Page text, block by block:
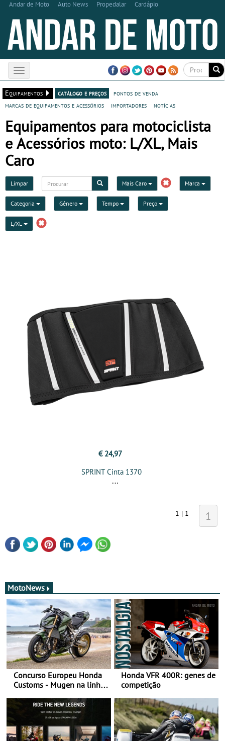
Andar de Moto Auto News Propedalar Cardápio
Toggle
navigation
Equipamentos
catálogo e preços
pontos de venda
marcas de equipamentos e acessórios
importadores notícias
Equipamentos para motociclista
e Acessórios moto: L/XL, Mais
Caro
Limpar Mais Caro Marca
Categoria Género Tempo Preço
L/XL
€ 24,97
SPRINT Cinta 1370
1 | 1 1
MotoNews
Concurso Europeu Honda
Customs - Mugen na linha
ganhar
Honda VFR 400R: genes de
competição